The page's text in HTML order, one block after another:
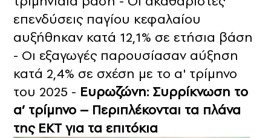
επενδύσεις παγίου κεφαλαίου
αυξήθηκαν κατά 12,1% σε ετήσια βάση
- Οι εξαγωγές παρουσίασαν αύξηση
κατά 2,4% σε σχέση με το α' τρίμηνο
του 2025 - Ευρωζώνη: Συρρίκνωση το
α’ τρίμηνο – Περιπλέκονται τα πλάνα
της ΕΚΤ για τα επιτόκια